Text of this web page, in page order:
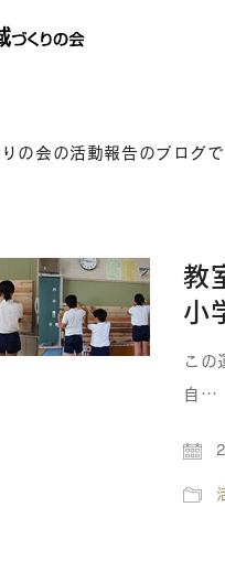
の会の活動報告のブログで
教
小
この
自…